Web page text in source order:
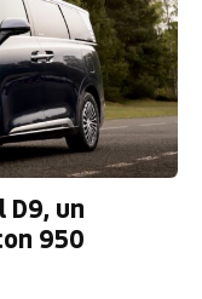
D9, un
950